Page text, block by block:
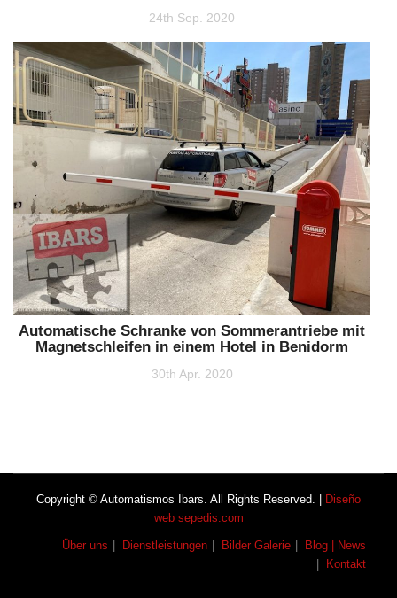
24th Sep. 2020
Automatische Schranke von Sommerantriebe mit
Magnetschleifen in einem Hotel in Benidorm
30th Apr. 2020
Copyright © Automatismos Ibars. All Rights Reserved. | Diseño
web sepedis.com
Über uns Dienstleistungen Bilder Galerie
Blog | News
Kontakt